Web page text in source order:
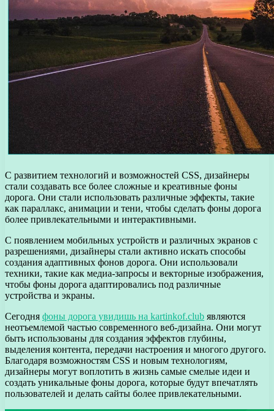
С развитием технологий и возможностей CSS, дизайнеры
стали создавать все более сложные и креативные фоны
дорога. Они стали использовать различные эффекты, такие
как параллакс, анимации и тени, чтобы сделать фоны дорога
более привлекательными и интерактивными.
С появлением мобильных устройств и различных экранов с
разрешениями, дизайнеры стали активно искать способы
создания адаптивных фонов дорога. Они использовали
техники, такие как медиа-запросы и векторные изображения,
чтобы фоны дорога адаптировались под различные
устройства и экраны.
Сегодня фоны дорога увидишь на kartinkof.club являются
неотъемлемой частью современного веб-дизайна. Они могут
быть использованы для создания эффектов глубины,
выделения контента, передачи настроения и многого другого.
Благодаря возможностям CSS и новым технологиям,
дизайнеры могут воплотить в жизнь самые смелые идеи и
создать уникальные фоны дорога, которые будут впечатлять
пользователей и делать сайты более привлекательными.